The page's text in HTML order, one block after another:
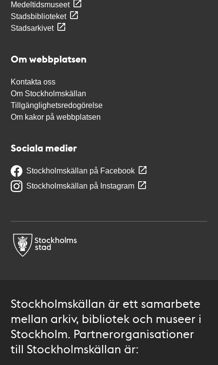
Medeltidsmuseet
Stadsbiblioteket
Stadsarkivet
Om webbplatsen
Kontakta oss
Om Stockholmskällan
Tillgänglighetsredogörelse
Om kakor på webbplatsen
Sociala medier
Stockholmskällan på Facebook
Stockholmskällan på Instagram
Stockholmskällan är ett samarbete
mellan arkiv, bibliotek och museer i
Stockholm. Partnerorganisationer
till Stockholmskällan är: